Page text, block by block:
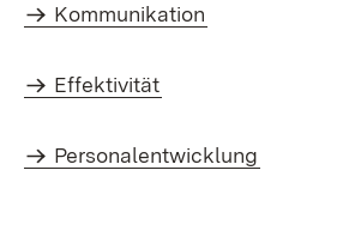
Kommunikation
Effektivität
Personalentwicklung